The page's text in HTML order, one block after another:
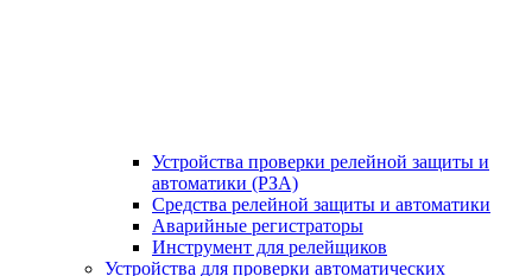
Устройства проверки релейной защиты и
автоматики (РЗА)
Средства релейной защиты и автоматики
Аварийные регистраторы
Инструмент для релейщиков
Устройства для проверки автоматических